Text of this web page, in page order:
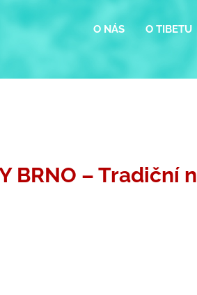
O NÁS O TIBETU
BRNO –